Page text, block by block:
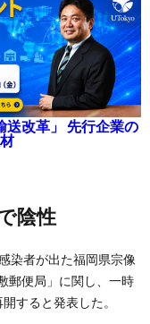
送改革」 先行企業の
陰性
染者が出た福岡県宗像
郵便局」に関し、一時
すると発表した。